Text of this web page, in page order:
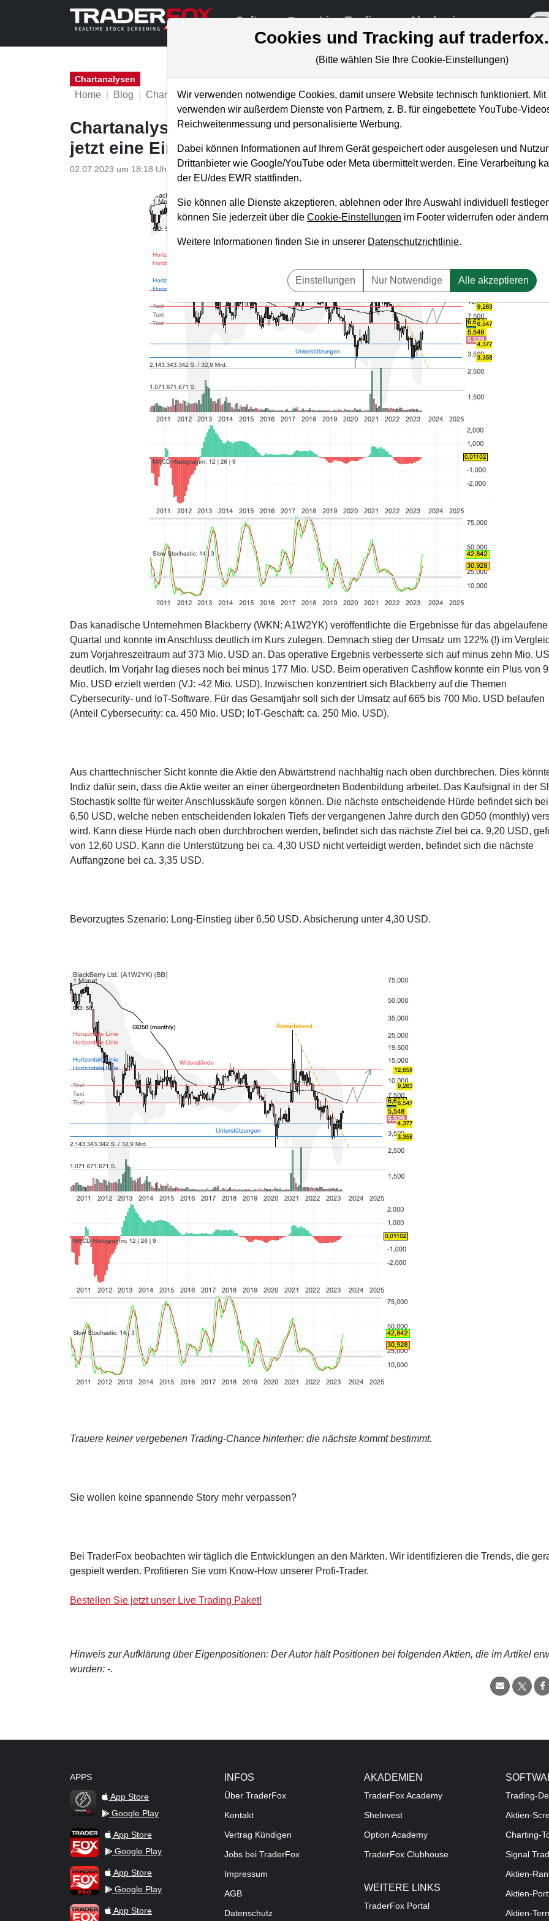
Software Live-Trading Akademie
Chartanalysen
Home Blog Chartanalysen
Chartanalyse Blackberry: Umsatz mehr als verdoppelt!
jetzt eine Einstiegsgelegenheit vor?
02.07.2023 um 18:18 Uhr P. Uhlschmied
Das kanadische Unternehmen Blackberry (WKN: A1W2YK) veröffentlichte die Ergebnisse für das abgelaufene
Quartal und konnte im Anschluss deutlich im Kurs zulegen. Demnach stieg der Umsatz um 122% (!) im
zum Vorjahreszeitraum auf 373 Mio. USD an. Das operative Ergebnis verbesserte sich auf minus zehn Mio.
deutlich. Im Vorjahr lag dieses noch bei minus 177 Mio. USD. Beim operativen Cashflow konnte ein Plus von
Mio. USD erzielt werden (VJ: -42 Mio. USD). Inzwischen konzentriert sich Blackberry auf die Themen
Cybersecurity- und IoT-Software. Für das Gesamtjahr soll sich der Umsatz auf 665 bis 700 Mio. USD belaufen
(Anteil Cybersecurity: ca. 450 Mio. USD; IoT-Geschäft: ca. 250 Mio. USD).
Aus charttechnischer Sicht konnte die Aktie den Abwärtstrend nachhaltig nach oben durchbrechen. Dies
Indiz dafür sein, dass die Aktie weiter an einer übergeordneten Bodenbildung arbeitet. Das Kaufsignal in der
Stochastik sollte für weiter Anschlusskäufe sorgen können. Die nächste entscheidende Hürde befindet sich
6,50 USD, welche neben entscheidenden lokalen Tiefs der vergangenen Jahre durch den GD50 (monthly)
wird. Kann diese Hürde nach oben durchbrochen werden, befindet sich das nächste Ziel bei ca. 9,20 USD,
von 12,60 USD. Kann die Unterstützung bei ca. 4,30 USD nicht verteidigt werden, befindet sich die nächste
Auffangzone bei ca. 3,35 USD.
Bevorzugtes Szenario: Long-Einstieg über 6,50 USD. Absicherung unter 4,30 USD.
Trauere keiner vergebenen Trading-Chance hinterher: die nächste kommt bestimmt.
Sie wollen keine spannende Story mehr verpassen?
Bei TraderFox beobachten wir täglich die Entwicklungen an den Märkten. Wir identifizieren die Trends, die
gespielt werden. Profitieren Sie vom Know-How unserer Profi-Trader.
Bestellen Sie jetzt unser Live Trading Paket!
Hinweis zur Aufklärung über Eigenpositionen: Der Autor hält Positionen bei folgenden Aktien, die im Artikel
wurden: -.
APPS
TraderFox Flash
App Store
Google Play
TraderFox AppApp Store
Google Play
TraderFox ProApp Store
Google Play
TraderFox dpa-AFX ProFeed
App Store
INFOS
Über TraderFox
Kontakt
Vertrag Kündigen
Jobs bei TraderFox
Impressum
AGB
Datenschutz
AKADEMIEN
TraderFox Academy
SheInvest
Option Academy
TraderFox Clubhouse
WEITERE LINKS
TraderFox Portal
Trading-
Aktien-
Charting-
Signal
Aktien-
Aktien-
Aktien-
Cookies und Tracking auf
(Bitte wählen Sie Ihre Cookie-Einstellungen)
Wir verwenden notwendige Cookies, damit unsere Website technisch funktioniert.
verwenden wir außerdem Dienste von Partnern, z. B. für eingebettete YouTube-
Reichweitenmessung und personalisierte Werbung.
Dabei können Informationen auf Ihrem Gerät gespeichert oder ausgelesen und
Drittanbieter wie Google/YouTube oder Meta übermittelt werden. Eine Verarbeitung
der EU/des EWR stattfinden.
Sie können alle Dienste akzeptieren, ablehnen oder Ihre Auswahl individuell
können Sie jederzeit über die Cookie-Einstellungen im Footer widerrufen oder
Weitere Informationen finden Sie in unserer Datenschutzrichtlinie.
Einstellungen Nur Notwendige Alle akzeptieren